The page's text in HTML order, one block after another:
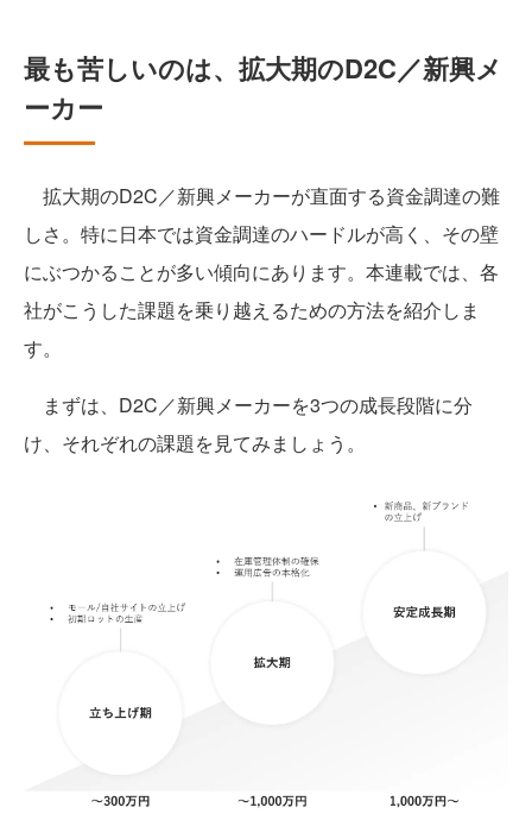
最も苦しいのは、拡大期のD2C／新興メ
ーカー
拡大期のD2C／新興メーカーが直面する資金調達の難
しさ。特に日本では資金調達のハードルが高く、その壁
にぶつかることが多い傾向にあります。本連載では、各
社がこうした課題を乗り越えるための方法を紹介しま
す。
まずは、D2C／新興メーカーを3つの成長段階に分
け、それぞれの課題を見てみましょう。